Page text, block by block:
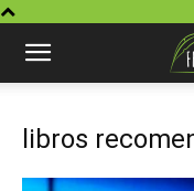
libros